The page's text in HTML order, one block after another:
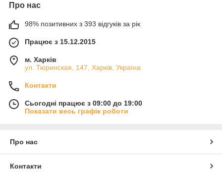
Про нас
98% позитивних з 393 відгуків за рік
Працює з 15.12.2015
м. Харків
ул. Тюринская, 147, Харків, Україна
Контакти
Сьогодні працює з 09:00 до 19:00
Показати весь графік роботи
Про нас
Контакти